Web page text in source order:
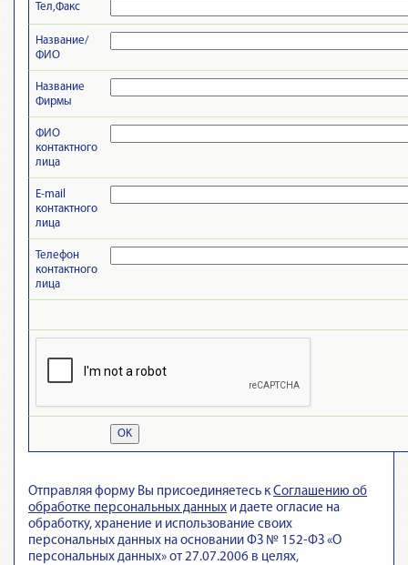
Тел,Факс
Название/
ФИО
Название
Фирмы
ФИО
контактного
лица
E-mail
контактного
лица
Телефон
контактного
лица
OK
Отправляя форму Вы присоединяетесь к Cоглашению об
обработке персональных данных и даете огласие на
обработку, хранение и использование своих
персональных данных на основании ФЗ № 152-ФЗ «О
персональных данных» от 27.07.2006 в целях,